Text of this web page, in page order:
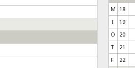
M 18
T
19
O
20
T
21
F
22